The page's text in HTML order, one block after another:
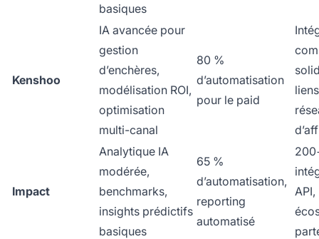
basiques
Kenshoo
IA avancée pour
gestion
d’enchères,
modélisation ROI,
optimisation
multi-canal
80 %
d’automatisation
pour le paid
Impact
Analytique IA
modérée,
benchmarks,
insights prédictifs
basiques
65 %
d’automatisation,
reporting
automatisé
API,